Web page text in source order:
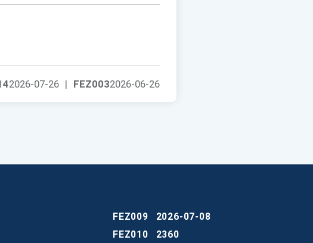
FEZ0032026-06-26
2026-07-26 |
FEZ009
2026-07-08
FEZ010
2360